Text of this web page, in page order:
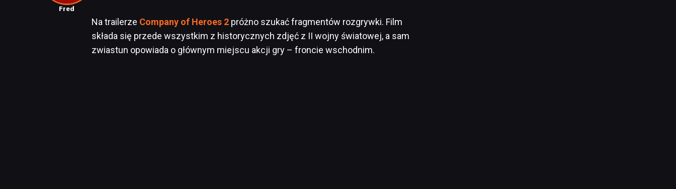
Fred
Na trailerze Company of Heroes 2 próżno szukać fragmentów rozgrywki. Film
składa się przede wszystkim z historycznych zdjęć z II wojny światowej, a sam
zwiastun opowiada o głównym miejscu akcji gry – froncie wschodnim.